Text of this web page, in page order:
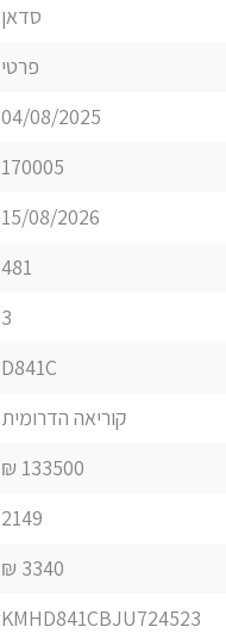
סדאן
פרטי
04/08/2025
170005
15/08/2026
481
3
D841C
קוריאה הדרומית
133500 ₪
2149
3340 ₪
KMHD841CBJU724523